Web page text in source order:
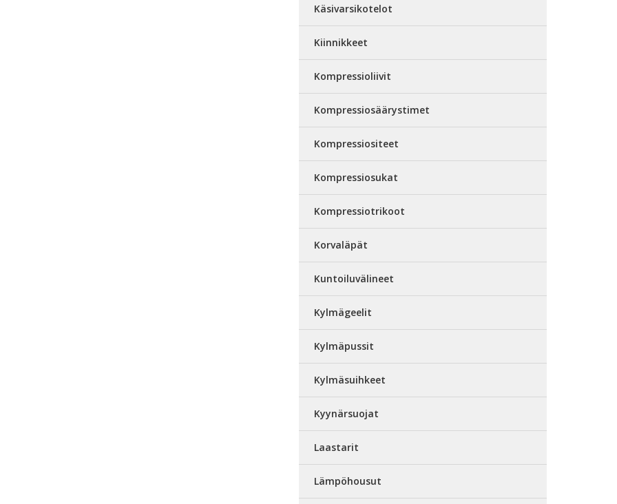
Käsivarsikotelot
Kiinnikkeet
Kompressioliivit
Kompressiosäärystimet
Kompressiositeet
Kompressiosukat
Kompressiotrikoot
Korvaläpät
Kuntoiluvälineet
Kylmägeelit
Kylmäpussit
Kylmäsuihkeet
Kyynärsuojat
Laastarit
Lämpöhousut